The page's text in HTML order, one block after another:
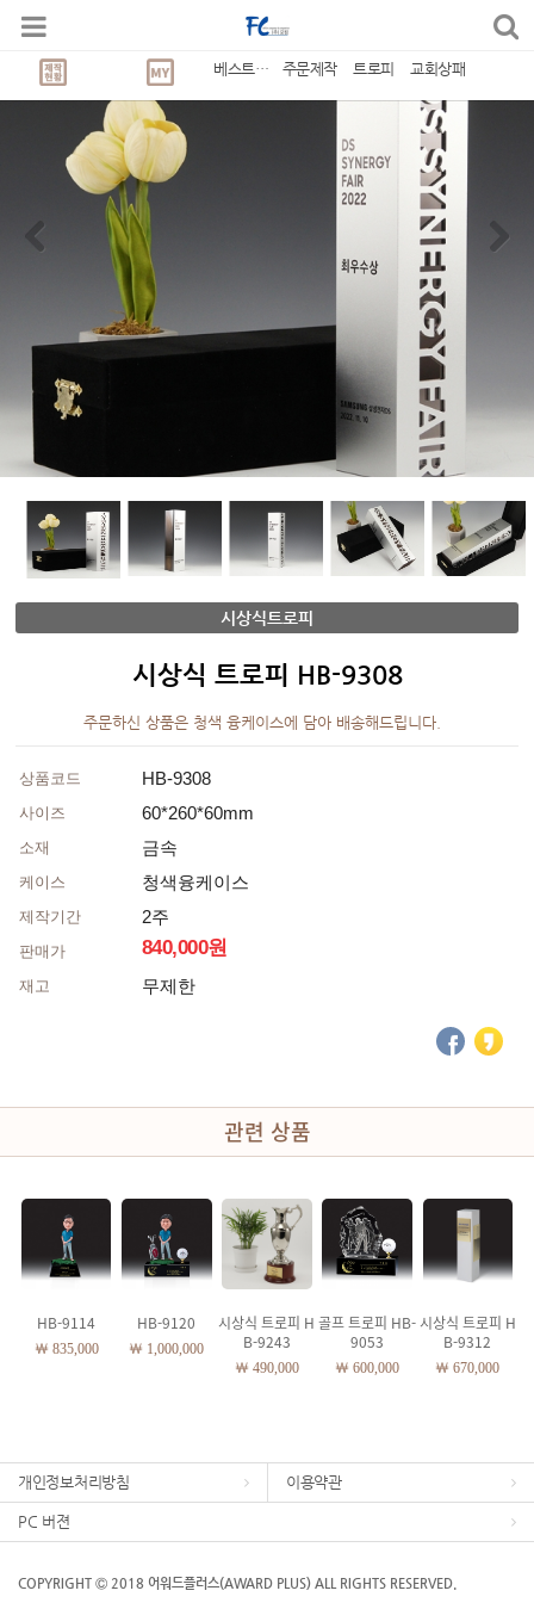
베스트상품 주문제작 트로피 교회상패
시상식트로피
시상식 트로피 HB-9308
주문하신 상품은 청색 융케이스에 담아 배송해드립니다.
상품코드 HB-9308
사이즈 60*260*60mm
소재 금속
케이스 청색융케이스
제작기간 2주
판매가 840,000원
재고 무제한
관련 상품
HB-9114
￦ 835,000
HB-9120
￦ 1,000,000
시상식 트로피 H
B-9243
￦ 490,000
골프 트로피 HB-
9053
￦ 600,000
시상식 트로피 H
B-9312
￦ 670,000
개인정보처리방침 이용약관
PC 버젼
COPYRIGHT Ⓒ 2018 어워드플러스(AWARD PLUS) ALL RIGHTS RESERVED.